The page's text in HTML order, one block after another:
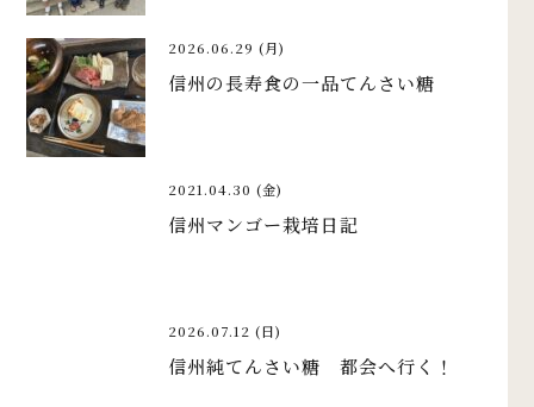
2026.06.29 (月)
信州の長寿食の一品てんさい糖
2021.04.30 (金)
信州マンゴー栽培日記
2026.07.12 (日)
信州純てんさい糖 都会へ行く！